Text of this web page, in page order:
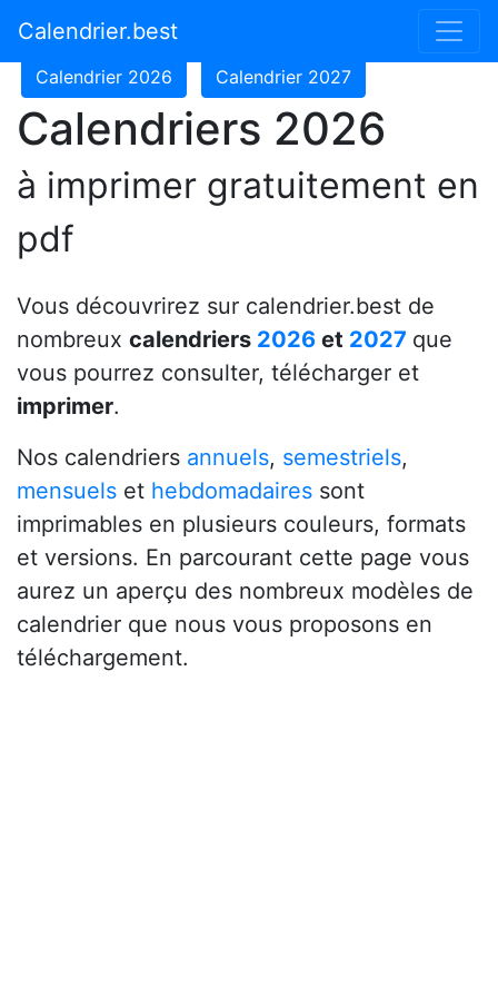
Calendrier.best
Calendrier 2024
Calendrier 2026 Calendrier 2027
Calendriers 2026
à imprimer gratuitement en
pdf
Vous découvrirez sur calendrier.best de
nombreux calendriers 2026 et 2027 que
vous pourrez consulter, télécharger et
imprimer.
Nos calendriers annuels, semestriels,
mensuels et hebdomadaires sont
imprimables en plusieurs couleurs, formats
et versions. En parcourant cette page vous
aurez un aperçu des nombreux modèles de
calendrier que nous vous proposons en
téléchargement.